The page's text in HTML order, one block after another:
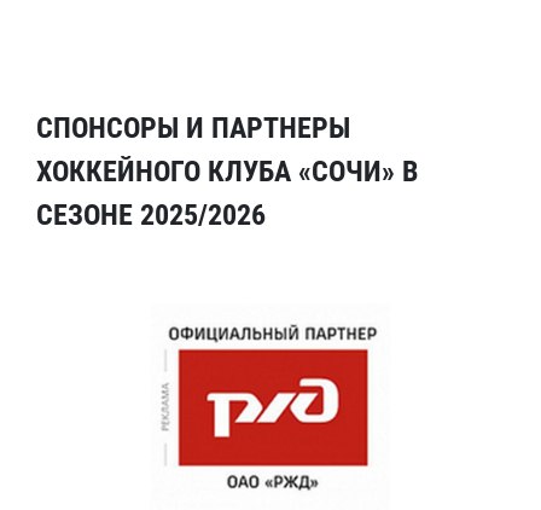
СПОНСОРЫ И ПАРТНЕРЫ
ХОККЕЙНОГО КЛУБА «СОЧИ» В
СЕЗОНЕ 2025/2026